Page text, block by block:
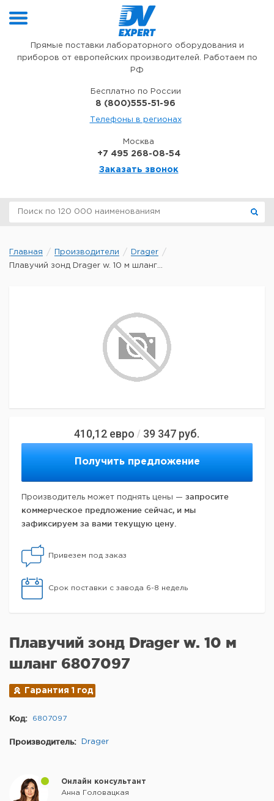
Прямые поставки лабораторного оборудования и
приборов от европейских производителей. Работаем по
РФ
Бесплатно по России
8 (800)555-51-96
Телефоны в регионах
Москва
+7 495 268-08-54
Заказать звонок
Главная Производители
Drager
Плавучий зонд Drager w. 10 м шланг...
410,12 евро / 39 347 руб.
Получить предложение
Производитель может поднять цены — запросите
коммерческое предложение сейчас, и мы
зафиксируем за вами текущую цену.
Привезем под заказ
Срок поставки с завода 6-8 недель
Плавучий зонд Drager w. 10 м
шланг 6807097
Гарантия 1 год
Код: 6807097
Производитель: Drager
Онлайн консультант
Анна Головацкая